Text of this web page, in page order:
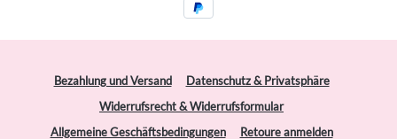
Bezahlung und Versand
Datenschutz & Privatsphäre
Widerrufsrecht & Widerrufsformular
Allgemeine Geschäftsbedingungen
Retoure anmelden